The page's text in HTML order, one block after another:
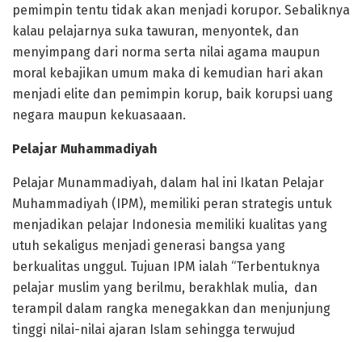
pemimpin tentu tidak akan menjadi korupor. Sebaliknya
kalau pelajarnya suka tawuran, menyontek, dan
menyimpang dari norma serta nilai agama maupun
moral kebajikan umum maka di kemudian hari akan
menjadi elite dan pemimpin korup, baik korupsi uang
negara maupun kekuasaaan.
Pelajar Muhammadiyah
Pelajar Munammadiyah, dalam hal ini Ikatan Pelajar
Muhammadiyah (IPM), memiliki peran strategis untuk
menjadikan pelajar Indonesia memiliki kualitas yang
utuh sekaligus menjadi generasi bangsa yang
berkualitas unggul. Tujuan IPM ialah “Terbentuknya
pelajar muslim yang berilmu, berakhlak mulia, dan
terampil dalam rangka menegakkan dan menjunjung
tinggi nilai-nilai ajaran Islam sehingga terwujud